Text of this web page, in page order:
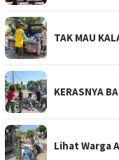
TAK MAU
KERASNYA
Lihat Warga